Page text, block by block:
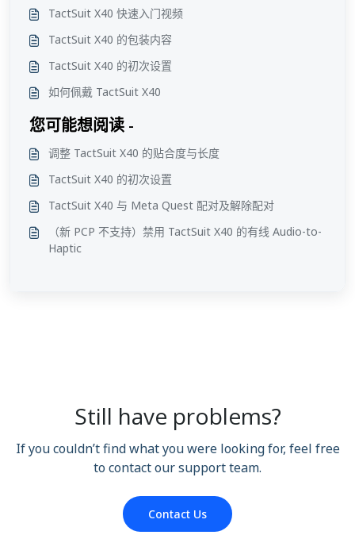
TactSuit X40 快速入门视频
TactSuit X40 的包装内容
TactSuit X40 的初次设置
如何佩戴 TactSuit X40
您可能想阅读 -
调整 TactSuit X40 的贴合度与长度
TactSuit X40 的初次设置
TactSuit X40 与 Meta Quest 配对及解除配对
（新 PCP 不支持）禁用 TactSuit X40 的有线 Audio-to-
Haptic
Still have problems?
If you couldn’t find what you were looking for, feel free
to contact our support team.